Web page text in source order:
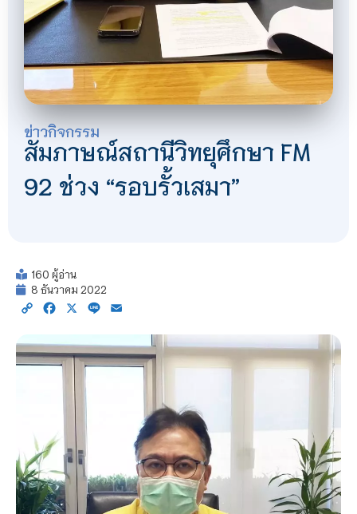
ข่าวกิจกรรม
สัมภาษณ์สถานีวิทยุศึกษา FM
92 ช่วง “รอบรั้วเสมา”
160 ผู้อ่าน
8 ธันวาคม 2022
Copy Facebook
X Line